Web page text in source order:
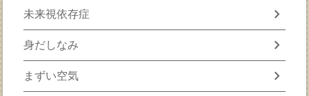
未来視依存症 chevron_right
身だしなみ chevron_right
まずい空気 chevron_right